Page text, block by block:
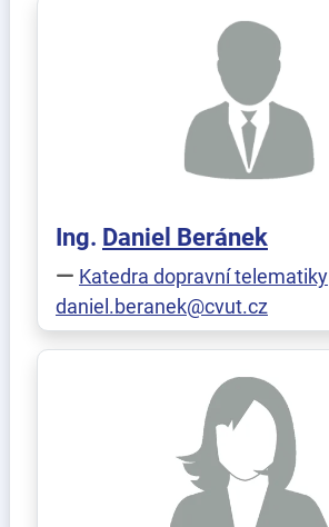
Ing. Daniel Beránek
Katedra dopravní telematiky
daniel.beranek@cvut.cz